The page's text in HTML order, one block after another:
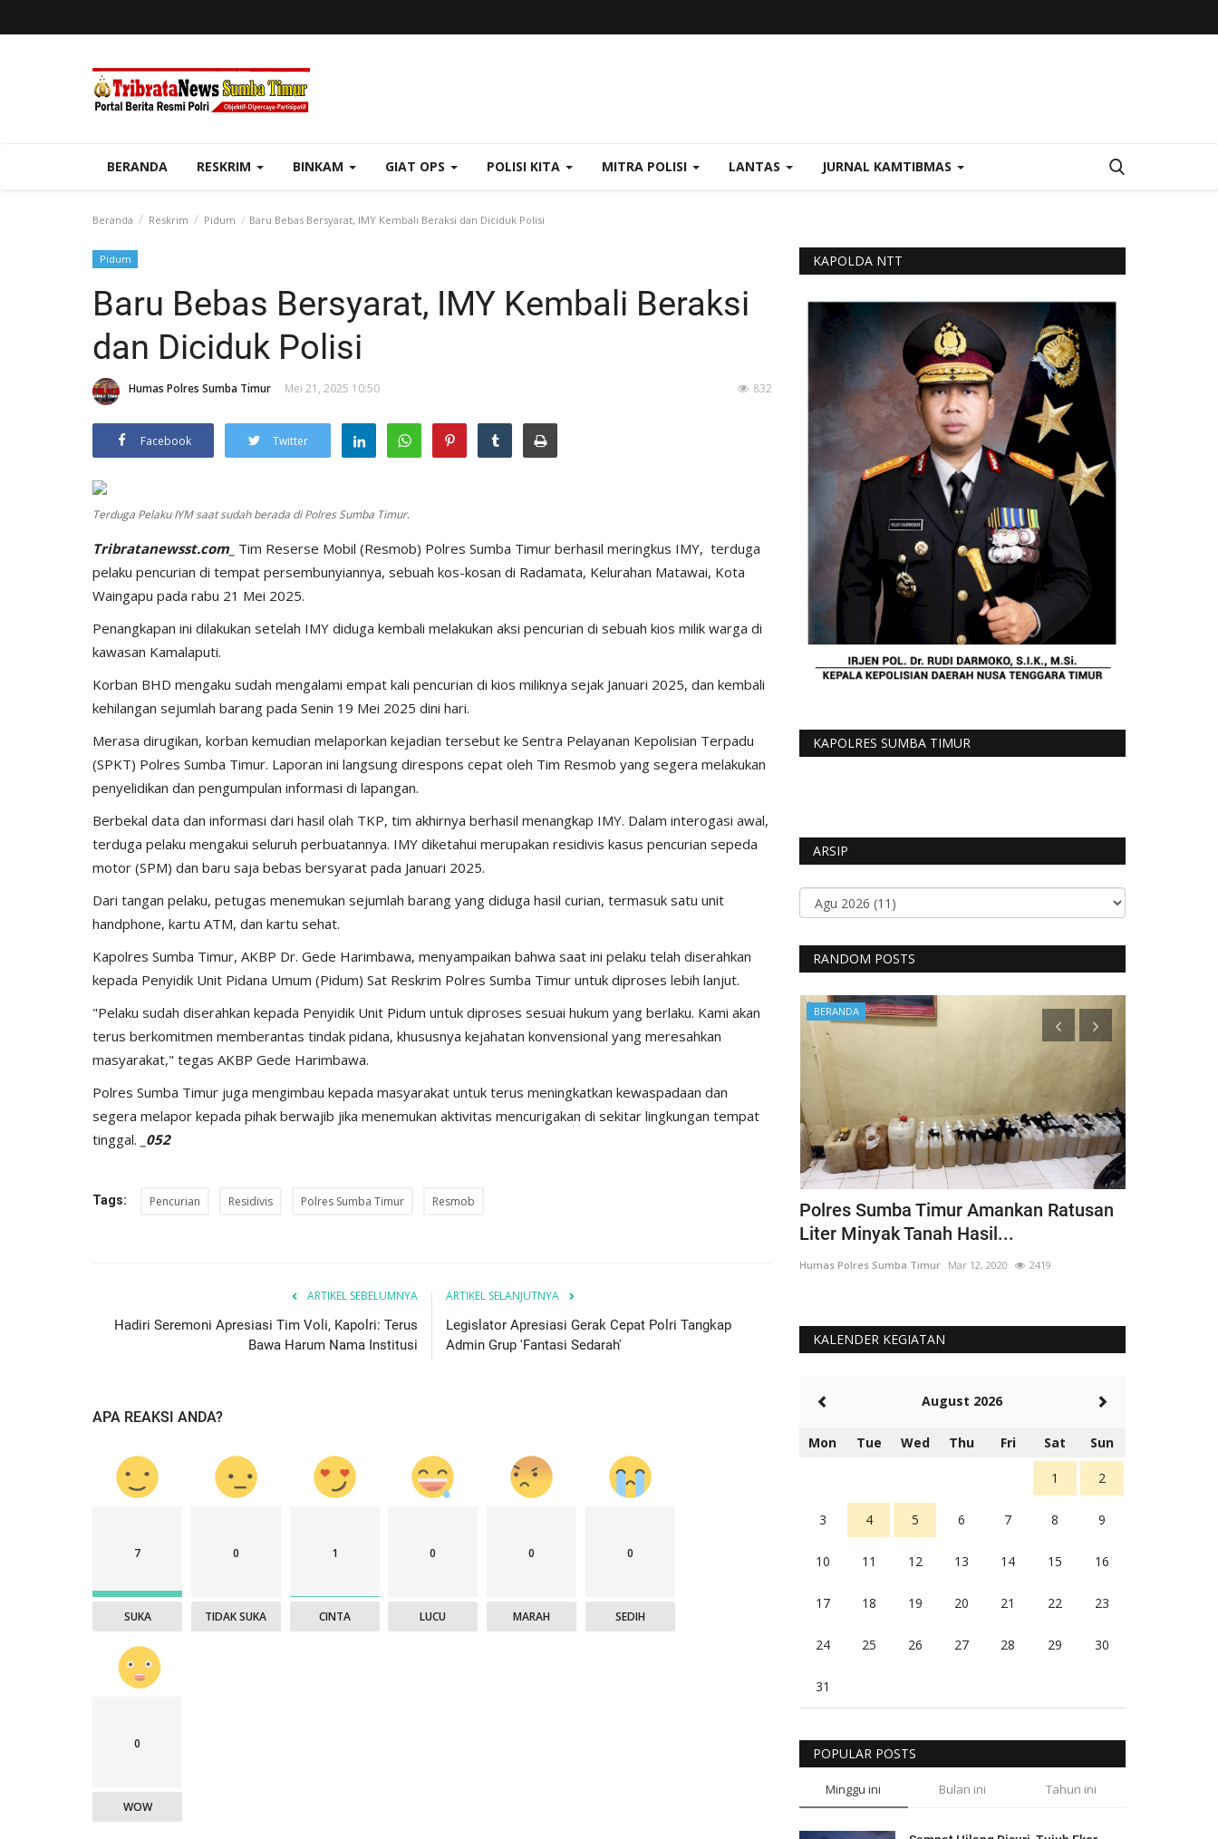
BERANDA RESKRIM BINKAM GIAT OPS POLISI KITA MITRA POLISI LANTAS JURNAL KAMTIBMAS
Beranda Reskrim Pidum Baru Bebas Bersyarat, IMY Kembali Beraksi dan Diciduk Polisi
Pidum
Baru Bebas Bersyarat, IMY Kembali Beraksi
dan Diciduk Polisi
Humas Polres Sumba Timur Mei 21, 2025 10:50 832
Facebook Twitter
Terduga Pelaku IYM saat sudah berada di Polres Sumba Timur.
Tribratanewsst.com_ Tim Reserse Mobil (Resmob) Polres Sumba Timur berhasil meringkus IMY, terduga
pelaku pencurian di tempat persembunyiannya, sebuah kos-kosan di Radamata, Kelurahan Matawai, Kota
Waingapu pada rabu 21 Mei 2025.
Penangkapan ini dilakukan setelah IMY diduga kembali melakukan aksi pencurian di sebuah kios milik warga di
kawasan Kamalaputi.
Korban BHD mengaku sudah mengalami empat kali pencurian di kios miliknya sejak Januari 2025, dan kembali
kehilangan sejumlah barang pada Senin 19 Mei 2025 dini hari.
Merasa dirugikan, korban kemudian melaporkan kejadian tersebut ke Sentra Pelayanan Kepolisian Terpadu
(SPKT) Polres Sumba Timur. Laporan ini langsung direspons cepat oleh Tim Resmob yang segera melakukan
penyelidikan dan pengumpulan informasi di lapangan.
Berbekal data dan informasi dari hasil olah TKP, tim akhirnya berhasil menangkap IMY. Dalam interogasi awal,
terduga pelaku mengakui seluruh perbuatannya. IMY diketahui merupakan residivis kasus pencurian sepeda
motor (SPM) dan baru saja bebas bersyarat pada Januari 2025.
Dari tangan pelaku, petugas menemukan sejumlah barang yang diduga hasil curian, termasuk satu unit
handphone, kartu ATM, dan kartu sehat.
Kapolres Sumba Timur, AKBP Dr. Gede Harimbawa, menyampaikan bahwa saat ini pelaku telah diserahkan
kepada Penyidik Unit Pidana Umum (Pidum) Sat Reskrim Polres Sumba Timur untuk diproses lebih lanjut.
"Pelaku sudah diserahkan kepada Penyidik Unit Pidum untuk diproses sesuai hukum yang berlaku. Kami akan
terus berkomitmen memberantas tindak pidana, khususnya kejahatan konvensional yang meresahkan
masyarakat," tegas AKBP Gede Harimbawa.
Polres Sumba Timur juga mengimbau kepada masyarakat untuk terus meningkatkan kewaspadaan dan
segera melapor kepada pihak berwajib jika menemukan aktivitas mencurigakan di sekitar lingkungan tempat
tinggal. _052
Tags: Pencurian Residivis Polres Sumba Timur Resmob
ARTIKEL SEBELUMNYA
Hadiri Seremoni Apresiasi Tim Voli, Kapolri: Terus
Bawa Harum Nama Institusi
ARTIKEL SELANJUTNYA
Legislator Apresiasi Gerak Cepat Polri Tangkap
Admin Grup 'Fantasi Sedarah'
APA REAKSI ANDA?
7
SUKA
0
TIDAK SUKA
1
CINTA
0
LUCU
0
MARAH
0
SEDIH
0
WOW
KAPOLDA NTT
KAPOLRES SUMBA TIMUR
ARSIP
RANDOM POSTS
BERANDA
Polres Sumba Timur Terus Dukung
Polisi Kita
Jelang Hut Polwan Ke 68, Kapolres
BERANDA
Polres Sumba Timur Amankan Ratusan
Liter Minyak Tanah Hasil...
Humas Polres Sumba Timur Mar 12, 2020 2419
KALENDER KEGIATAN
August 2026
Mon Tue Wed Thu Fri Sat Sun
1 2
3 4 5 6 7 8 9
10 11 12 13 14 15 16
17 18 19 20 21 22 23
24 25 26 27 28 29 30
31
POPULAR POSTS
Minggu ini Bulan ini Tahun ini